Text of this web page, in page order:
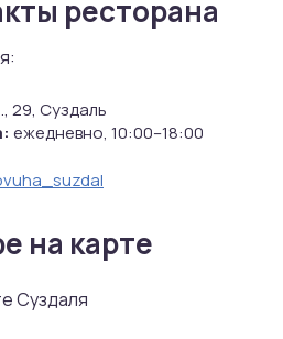
ресторана
29, Суздаль
ежедневно, 10:00–18:00
на карте
Суздаля